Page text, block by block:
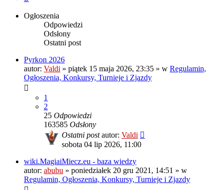
Ogłoszenia
Odpowiedzi
Odsłony
Ostatni post
Pyrkon 2026
autor: Valdi » piątek 15 maja 2026, 23:35 » w Regulamin,
Ogłoszenia, Konkursy, Turnieje i Zjazdy
1
2
25 Odpowiedzi
163585 Odsłony
Ostatni postautor: Valdi
sobota 04 lip 2026, 11:00
wiki.MagiaiMiecz.eu - baza wiedzy
autor: abubu » poniedziałek 20 gru 2021, 14:51 » w
Regulamin, Ogłoszenia, Konkursy, Turnieje i Zjazdy